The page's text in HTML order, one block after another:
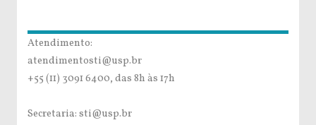
Atendimento:
atendimentosti@usp.br
+55 (11) 3091 6400, das 8h às 17h
Secretaria: sti@usp.br